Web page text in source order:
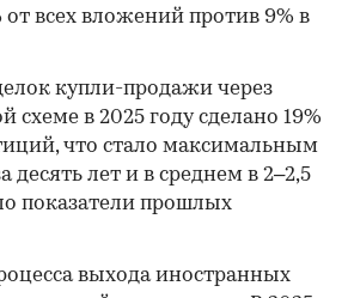
от всех вложений против 9% в
купли-продажи через
схеме в 2025 году сделано 19%
что стало максимальным
десять лет и в среднем в 2–2,5
показатели прошлых
выхода иностранных